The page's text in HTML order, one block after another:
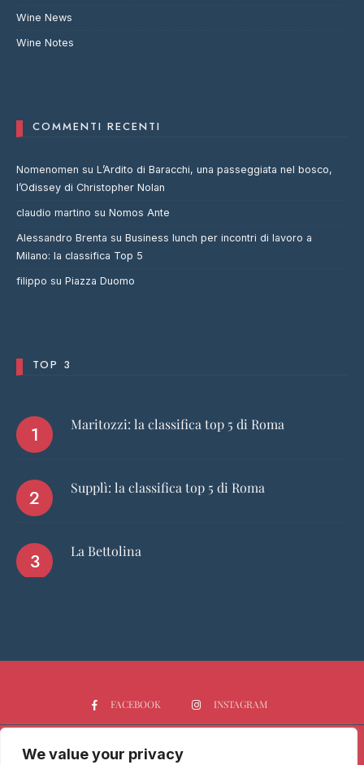
We value your privacy
Wine News
Wine Notes
COMMENTI RECENTI
Nomenomen su L’Ardito di Baracchi, una passeggiata nel bosco,
l’Odissey di Christopher Nolan
claudio martino su Nomos Ante
Alessandro Brenta su Business lunch per incontri di lavoro a
Milano: la classifica Top 5
filippo su Piazza Duomo
TOP 3
Maritozzi: la classifica top 5 di Roma
Supplì: la classifica top 5 di Roma
La Bettolina
FACEBOOK INSTAGRAM
HOME CHI SIAMO